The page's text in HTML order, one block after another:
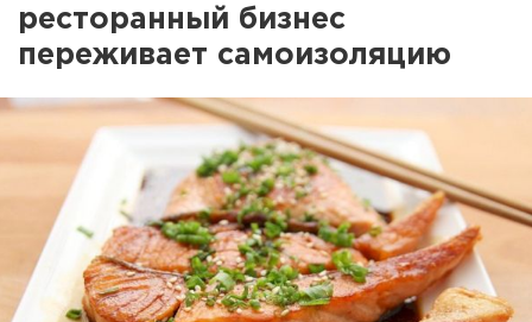
ресторанный бизнес
переживает самоизоляцию